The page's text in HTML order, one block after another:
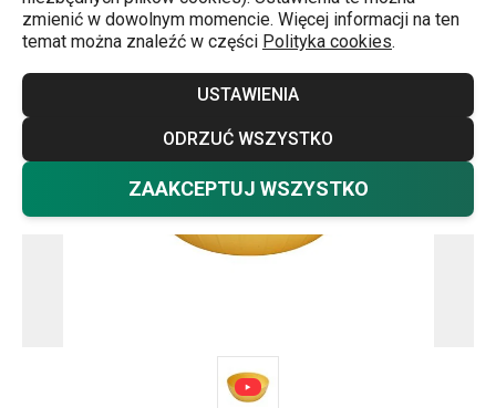
zmienić w dowolnym momencie. Więcej informacji na ten
temat można znaleźć w części Polityka cookies.
USTAWIENIA
ODRZUĆ WSZYSTKO
ZAAKCEPTUJ WSZYSTKO